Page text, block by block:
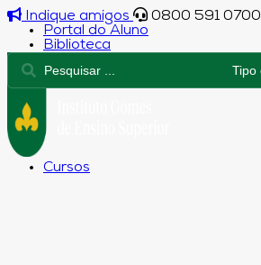
Indique amigos
0800 591 0700
Portal do Aluno
Biblioteca
Cursos